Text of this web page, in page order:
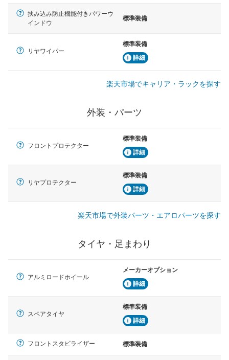
挟み込み防止機能付きパワーウ
インドウ
標準装備
リヤワイパー
標準装備
詳細
楽天市場でキャリア・ラックを探す
外装・パーツ
フロントプロテクター
標準装備
詳細
リヤプロテクター
標準装備
詳細
楽天市場で外装パーツ・エアロパーツを探す
タイヤ・足まわり
アルミロードホイール
メーカーオプション
詳細
スペアタイヤ
標準装備
詳細
フロントスタビライザー 標準装備